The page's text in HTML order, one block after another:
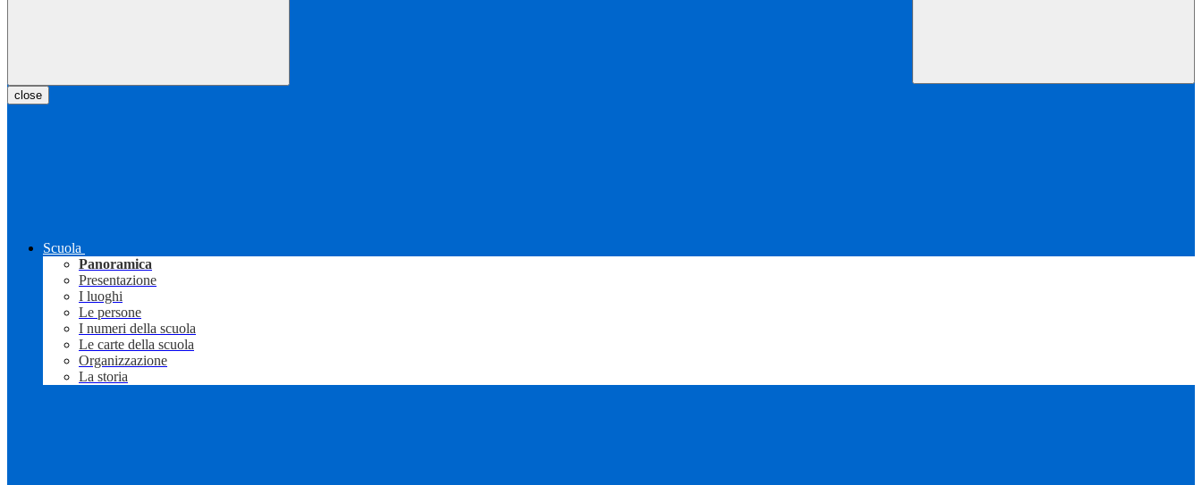
close
Scuola
Panoramica
Presentazione
I luoghi
Le persone
I numeri della scuola
Le carte della scuola
Organizzazione
La storia